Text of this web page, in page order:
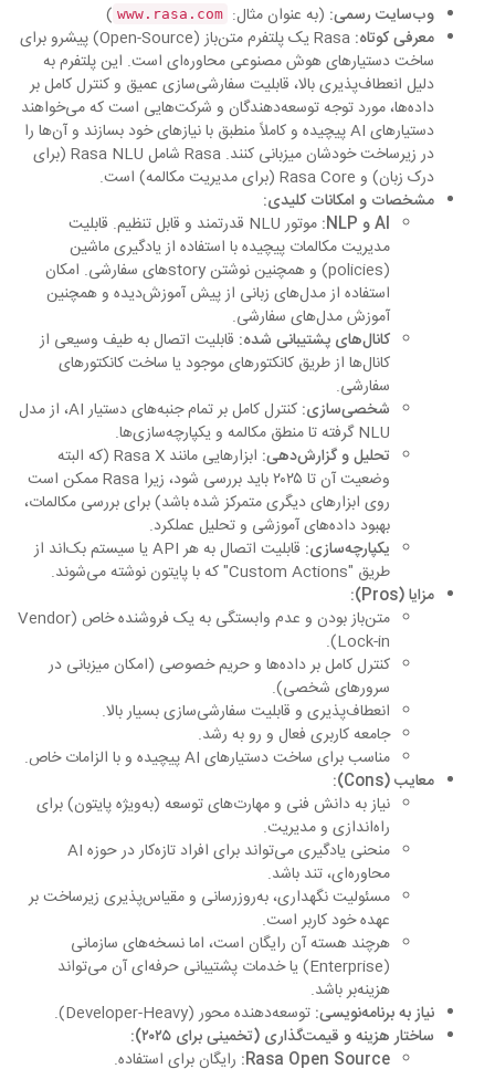
وب‌سایت رسمی: (به عنوان مثال: www.rasa.com
)
معرفی کوتاه:
Rasa یک پلتفرم متن‌باز (Open-Source) پیشرو برای
ساخت دستیارهای هوش مصنوعی محاوره‌ای است. این پلتفرم به
دلیل انعطاف‌پذیری بالا، قابلیت سفارشی‌سازی عمیق و کنترل کامل بر
داده‌ها، مورد توجه توسعه‌دهندگان و شرکت‌هایی است که می‌خواهند
دستیارهای AI پیچیده و کاملاً منطبق با نیازهای خود بسازند و آن‌ها را
در زیرساخت خودشان میزبانی کنند. Rasa شامل Rasa NLU (برای
درک زبان) و Rasa Core (برای مدیریت مکالمه) است.
مشخصات و امکانات کلیدی:
AI و NLP:
موتور NLU قدرتمند و قابل تنظیم. قابلیت
مدیریت مکالمات پیچیده با استفاده از یادگیری ماشین
(policies) و همچنین نوشتن storyهای سفارشی. امکان
استفاده از مدل‌های زبانی از پیش آموزش‌دیده و همچنین
آموزش مدل‌های سفارشی.
کانال‌های پشتیبانی شده: قابلیت اتصال به طیف وسیعی از
کانال‌ها از طریق کانکتورهای موجود یا ساخت کانکتورهای
سفارشی.
شخصی‌سازی:
کنترل کامل بر تمام جنبه‌های دستیار AI، از مدل
NLU گرفته تا منطق مکالمه و یکپارچه‌سازی‌ها.
تحلیل و گزارش‌دهی:
ابزارهایی مانند Rasa X (که البته
وضعیت آن تا ۲۰۲۵ باید بررسی شود، زیرا Rasa ممکن است
روی ابزارهای دیگری متمرکز شده باشد) برای بررسی مکالمات،
بهبود داده‌های آموزشی و تحلیل عملکرد.
یکپارچه‌سازی:
قابلیت اتصال به هر API یا سیستم بک‌اند از
طریق "Custom Actions" که با پایتون نوشته می‌شوند.
مزایا (Pros):
متن‌باز بودن و عدم وابستگی به یک فروشنده خاص (Vendor
Lock-in).
کنترل کامل بر داده‌ها و حریم خصوصی (امکان میزبانی در
سرورهای شخصی).
انعطاف‌پذیری و قابلیت سفارشی‌سازی بسیار بالا.
جامعه کاربری فعال و رو به رشد.
مناسب برای ساخت دستیارهای AI پیچیده و با الزامات خاص.
معایب (Cons):
نیاز به دانش فنی و مهارت‌های توسعه (به‌ویژه پایتون) برای
راه‌اندازی و مدیریت.
منحنی یادگیری می‌تواند برای افراد تازه‌کار در حوزه AI
محاوره‌ای، تند باشد.
مسئولیت نگهداری، به‌روزرسانی و مقیاس‌پذیری زیرساخت بر
عهده خود کاربر است.
هرچند هسته آن رایگان است، اما نسخه‌های سازمانی
(Enterprise) یا خدمات پشتیبانی حرفه‌ای آن می‌تواند
هزینه‌بر باشد.
نیاز به برنامه‌نویسی: توسعه‌دهنده محور (Developer-Heavy).
ساختار هزینه و قیمت‌گذاری (تخمینی برای ۲۰۲۵):
Rasa Open Source: رایگان برای استفاده.